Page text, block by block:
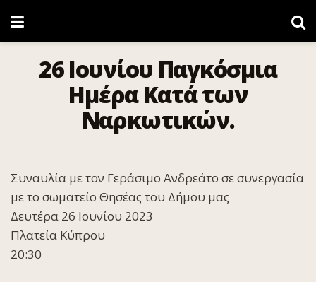
26 Ιουνίου Παγκόσμια
Ημέρα Κατά των
Ναρκωτικών.
Συναυλία με τον Γεράσιμο Ανδρεάτο σε συνεργασία
με το σωματείο Θησέας του Δήμου μας
Δευτέρα 26 Ιουνίου 2023
Πλατεία Κύπρου
20:30